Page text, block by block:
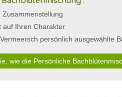
Zusammenstellung
auf Ihren Charakter
persönlich ausgewählte
wie die Persönliche